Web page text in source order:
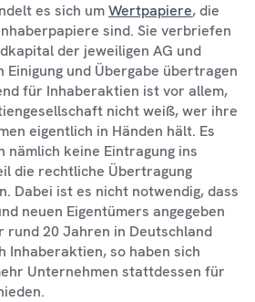
es sich umWertpapiere, die
sind. Sie verbriefen
der jeweiligen AG und
Einigung und Übergabe übertragen
für Inhaberaktien ist vor allem,
nicht weiß, wer ihre
eigentlich in Händen hält. Es
nämlich keine Eintragung ins
die rechtliche Übertragung
Dabei ist es nicht notwendig, dass
neuen Eigentümers angegeben
rund 20 Jahren in Deutschland
Inhaberaktien, so haben sich
Unternehmen stattdessen für